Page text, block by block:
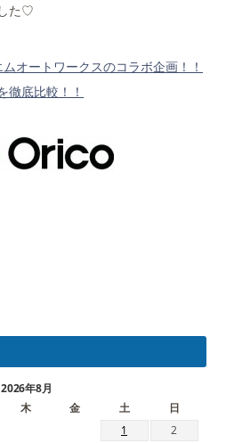
た♡
オートワークスのコラボ企画！！
徹底比較！！
2026年8月
木 金 土
日
1
2